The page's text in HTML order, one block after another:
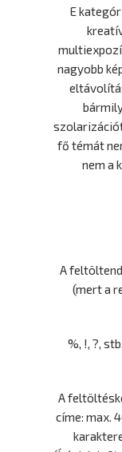
E
nagyobb
szolarizációt
fő témát
nem a
A
(mert a
%, !, ?,
A
címe: max.